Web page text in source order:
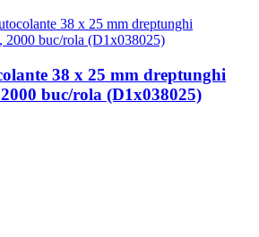
38 x 25 mm dreptunghi
buc/rola (D1x038025)